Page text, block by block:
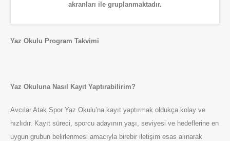
akranları ile gruplanmaktadır.
Yaz Okulu Program Takvimi
Yaz Okuluna Nasıl Kayıt Yaptırabilirim?
Avcılar Atak Spor Yaz Okulu’na kayıt yaptırmak oldukça kolay ve
hızlıdır. Kayıt süreci, sporcu adayının yaşı, seviyesi ve hedeflerine en
uygun grubun belirlenmesi amacıyla birebir iletişim esas alınarak